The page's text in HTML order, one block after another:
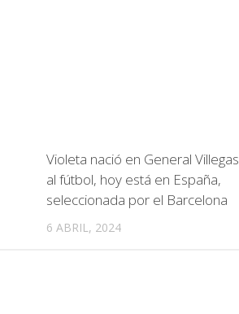
Violeta nació en General
al fútbol, hoy está en España,
seleccionada por el Barcelona
6 ABRIL, 2024